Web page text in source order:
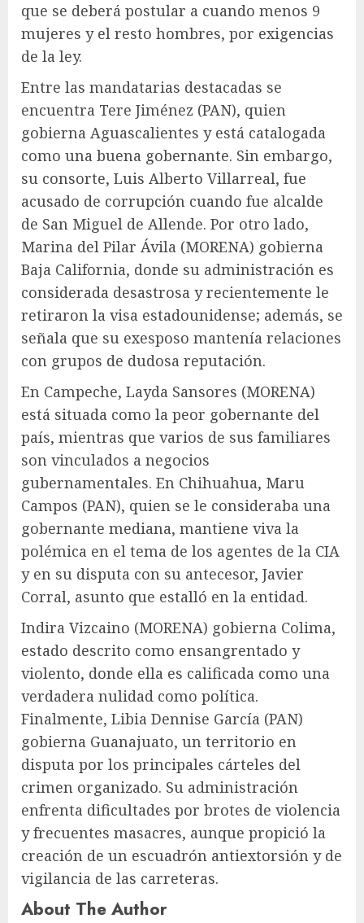
que se deberá postular a cuando menos 9
mujeres y el resto hombres, por exigencias
de la ley.
Entre las mandatarias destacadas se
encuentra Tere Jiménez (PAN), quien
gobierna Aguascalientes y está catalogada
como una buena gobernante. Sin embargo,
su consorte, Luis Alberto Villarreal, fue
acusado de corrupción cuando fue alcalde
de San Miguel de Allende. Por otro lado,
Marina del Pilar Ávila (MORENA) gobierna
Baja California, donde su administración es
considerada desastrosa y recientemente le
retiraron la visa estadounidense; además, se
señala que su exesposo mantenía relaciones
con grupos de dudosa reputación.
En Campeche, Layda Sansores (MORENA)
está situada como la peor gobernante del
país, mientras que varios de sus familiares
son vinculados a negocios
gubernamentales. En Chihuahua, Maru
Campos (PAN), quien se le consideraba una
gobernante mediana, mantiene viva la
polémica en el tema de los agentes de la CIA
y en su disputa con su antecesor, Javier
Corral, asunto que estalló en la entidad.
Indira Vizcaino (MORENA) gobierna Colima,
estado descrito como ensangrentado y
violento, donde ella es calificada como una
verdadera nulidad como política.
Finalmente, Libia Dennise García (PAN)
gobierna Guanajuato, un territorio en
disputa por los principales cárteles del
crimen organizado. Su administración
enfrenta dificultades por brotes de violencia
y frecuentes masacres, aunque propició la
creación de un escuadrón antiextorsión y de
vigilancia de las carreteras.
About The Author